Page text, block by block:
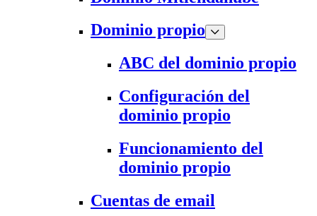
Dominio propio
ABC del dominio propio
Configuración del
dominio propio
Funcionamiento del
dominio propio
Cuentas de email